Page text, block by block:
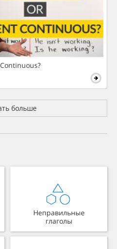
больше
Неправильные
глаголы